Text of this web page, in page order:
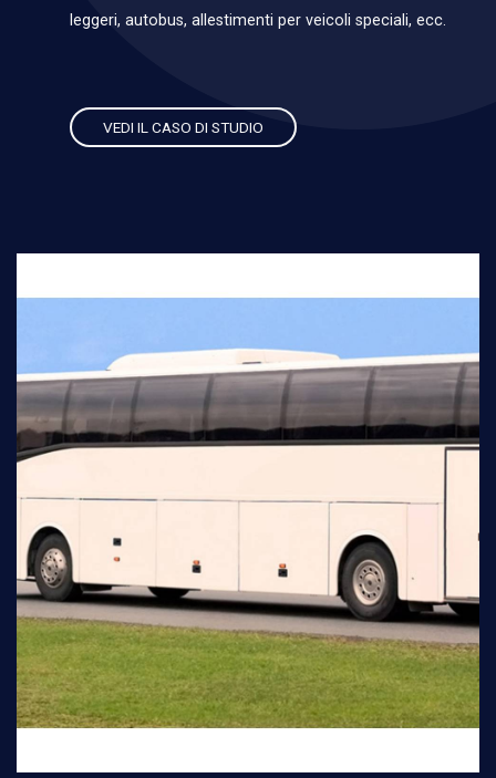
leggeri, autobus, allestimenti per veicoli speciali, ecc.
VEDI IL CASO DI STUDIO